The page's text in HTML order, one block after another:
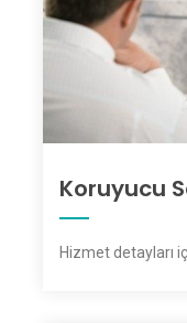
Koruyucu
Hizmet detayları